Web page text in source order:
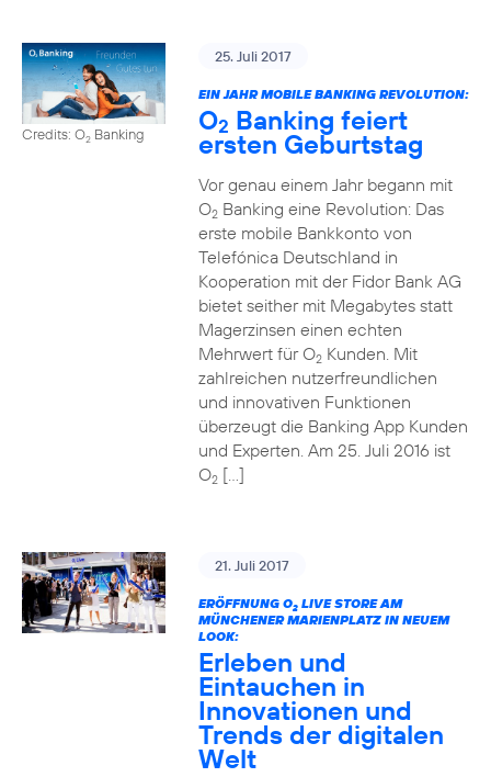
Credits: O2 Banking
25. Juli 2017
EIN JAHR MOBILE BANKING REVOLUTION:
O2 Banking feiert
ersten Geburtstag
Vor genau einem Jahr begann mit
O2Banking eine Revolution: Das
erste mobile Bankkonto von
Telefónica Deutschland in
Kooperation mit der Fidor Bank AG
bietet seither mit Megabytes statt
Magerzinsen einen echten
Mehrwert für O2Kunden. Mit
zahlreichen nutzerfreundlichen
und innovativen Funktionen
überzeugt die Banking App Kunden
und Experten. Am 25. Juli 2016 ist
O2[…]
21. Juli 2017
ERÖFFNUNG O2LIVE STORE AM
MÜNCHENER MARIENPLATZ IN NEUEM
LOOK:
Erleben und
Eintauchen in
Innovationen und
Trends der digitalen
Welt